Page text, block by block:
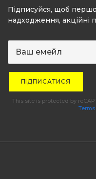
Підписуйся, щоб
надходження, акційні
ПІДПИСАТИСЯ
This site is protected by